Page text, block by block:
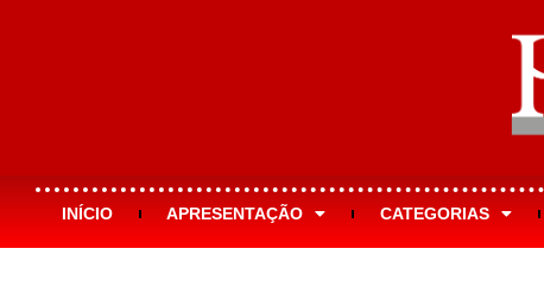
INÍCIO APRESENTAÇÃO CATEGORIAS